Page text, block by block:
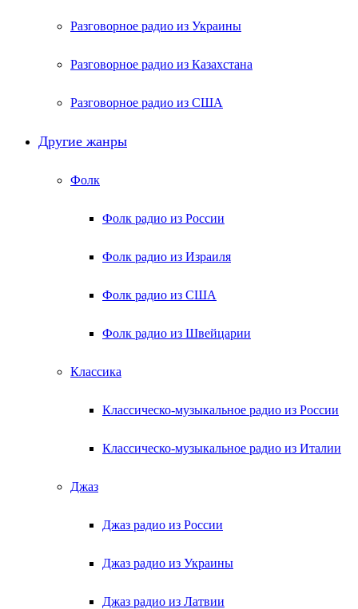
Разговорное радио из Украины
Разговорное радио из Казахстана
Разговорное радио из США
Другие жанры
Фолк
Фолк радио из России
Фолк радио из Израиля
Фолк радио из США
Фолк радио из Швейцарии
Классика
Классическо-музыкальное радио из России
Классическо-музыкальное радио из Италии
Джаз
Джаз радио из России
Джаз радио из Украины
Джаз радио из Латвии